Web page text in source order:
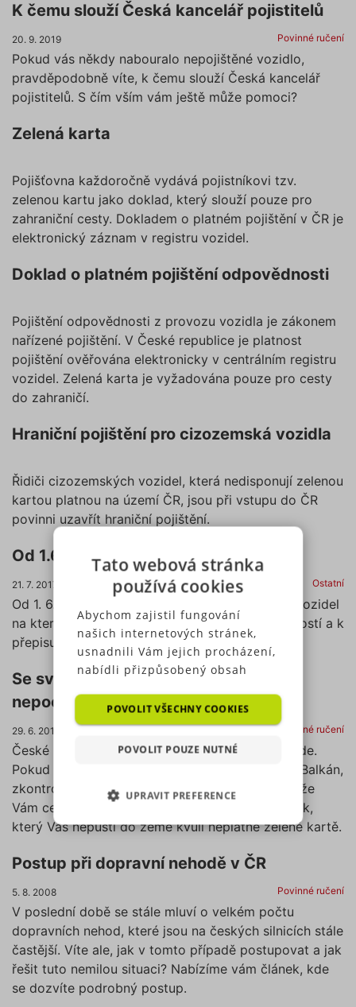
K čemu slouží Česká kancelář pojistitelů
20. 9. 2019 Povinné ručení
Pokud vás někdy nabouralo nepojištěné vozidlo,
pravděpodobně víte, k čemu slouží Česká kancelář
pojistitelů. S čím vším vám ještě může pomoci?
Zelená karta
Pojišťovna každoročně vydává pojistníkovi tzv.
zelenou kartu jako doklad, který slouží pouze pro
zahraniční cesty. Dokladem o platném pojištění v ČR je
elektronický záznam v registru vozidel.
Doklad o platném pojištění odpovědnosti
Pojištění odpovědnosti z provozu vozidla je zákonem
nařízené pojištění. V České republice je platnost
pojištění ověřována elektronicky v centrálním registru
vozidel. Zelená karta je vyžadována pouze pro cesty
do zahraničí.
Hraniční pojištění pro cizozemská vozidla
Řidiči cizozemských vozidel, která nedisponují zelenou
kartou platnou na území ČR, jsou při vstupu do ČR
povinni uzavřít hraniční pojištění.
Od 1.6.2017 přihlásíte auto kdekoliv
21. 7. 2017 Ostatní
Od 1. 6. 2017 můžete provést změny v registru vozidel
na kterémkoliv úřadě obce s rozšířenou působností a k
přepisu vozu nepotřebujete účast druhé strany.
Se svou zelenou kartou v Kosovu
nepochodíte
29. 6. 2015 Povinné ručení
České povinné ručení Vám v Kosovu platit nebude.
Pokud si plánujete dovolenou po vlastní ose na Balkán,
zkontrolujte si svou zelenou kartu a ujistěte se, že
Vám cestu po balkánských zemích nezkříží celník,
který Vás nepustí do země kvůli neplatné zelené kartě.
Postup při dopravní nehodě v ČR
5. 8. 2008 Povinné ručení
V poslední době se stále mluví o velkém počtu
dopravních nehod, které jsou na českých silnicích stále
častější. Víte ale, jak v tomto případě postupovat a jak
řešit tuto nemilou situaci? Nabízíme vám článek, kde
se dozvíte podrobný postup.
Tato webová stránka
používá cookies
Abychom zajistil fungování
našich internetových stránek,
usnadnili Vám jejich procházení,
nabídli přizpůsobený obsah
analyzovat návštěvnost,
využíváme soubory cookies,
které sdílíme se svými partnery
(výkonové soubory, soubory
nezařazené soubory) můžeme
předchozím souhlasem, který
políčka u příslušného druhu
cookies pod tlačítkem „Upravit
preference“. Souhlas s použitím
všech těchto typů cookies
můžete udělit také jednoduše
jedním kliknutím na tlačítko
POVOLIT VŠECHNY COOKIES
POVOLIT POUZE NUTNÉ
UPRAVIT PREFERENCE
NEZBYTNĚ NUTNÉ SOUBORY
VÝKONOVÉ SOUBORY
SOUBORY CÍLENÍ
FUNKČNÍ SOUBORY
NEZAŘAZENÉ SOUBORY